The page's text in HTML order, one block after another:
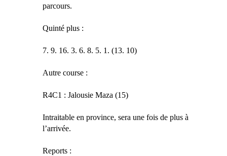
parcours.
Quinté plus :
7. 9. 16. 3. 6. 8. 5. 1. (13. 10)
Autre course :
R4C1 : Jalousie Maza (15)
Intraitable en province, sera une fois de plus à
l’arrivée.
Reports :